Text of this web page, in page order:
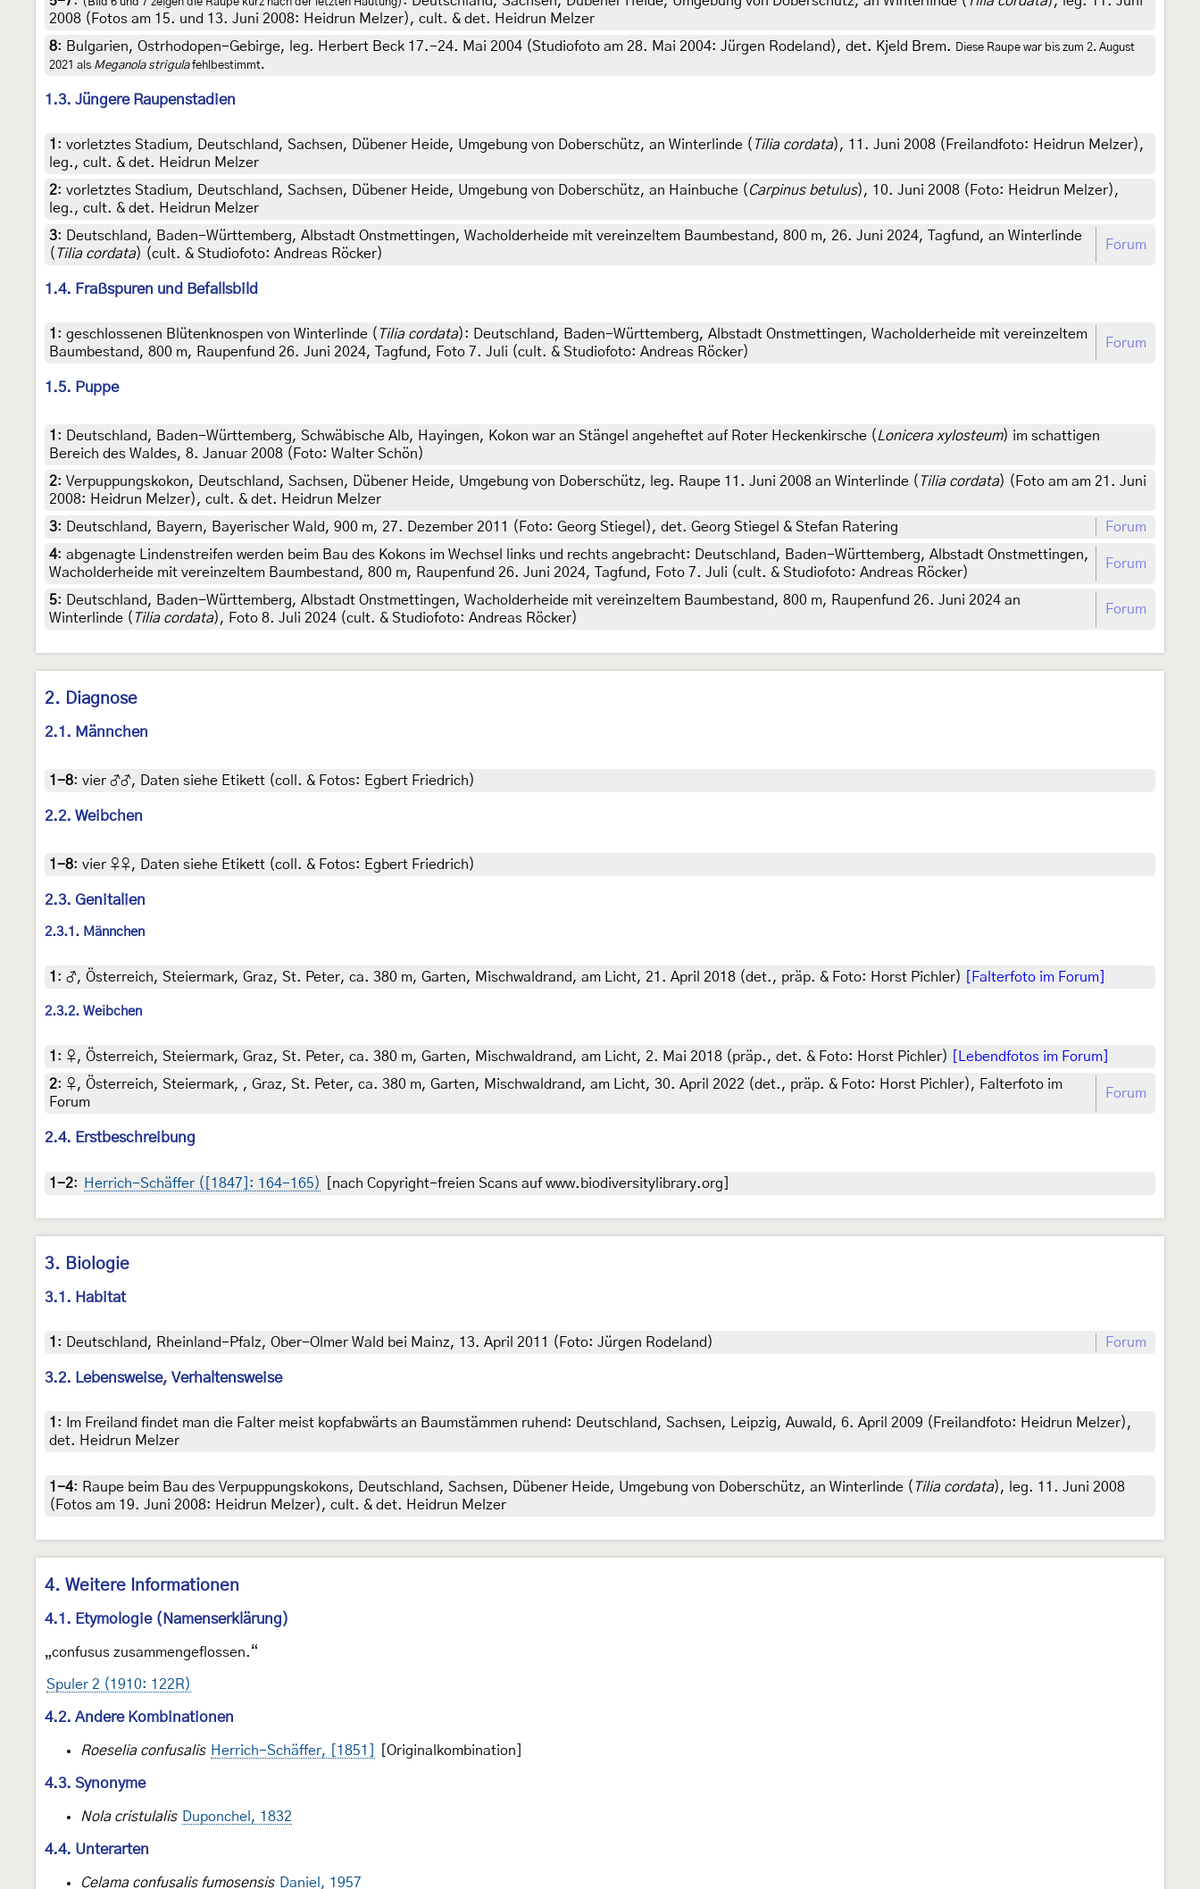
2008 (Fotos am 15. und 13. Juni 2008: Heidrun Melzer), cult. & det. Heidrun Melzer
8: Bulgarien, Ostrhodopen-Gebirge, leg. Herbert Beck 17.-24. Mai 2004 (Studiofoto am 28. Mai 2004: Jürgen Rodeland), det. Kjeld Brem. Diese Raupe war bis zum 2. August
2021 als Meganola strigulafehlbestimmt.
1.3. Jüngere Raupenstadien
1 : vorletztes Stadium, Deutschland, Sachsen, Dübener Heide, Umgebung von Doberschütz, an Winterlinde ( Tilia cordata), 11. Juni 2008 (Freilandfoto: Heidrun Melzer),
leg., cult. & det. Heidrun Melzer
2: vorletztes Stadium, Deutschland, Sachsen, Dübener Heide, Umgebung von Doberschütz, an Hainbuche ( Carpinus betulus), 10. Juni 2008 (Foto: Heidrun Melzer),
leg., cult. & det. Heidrun Melzer
3: Deutschland, Baden-Württemberg, Albstadt Onstmettingen, Wacholderheide mit vereinzeltem Baumbestand, 800 m, 26. Juni 2024, Tagfund, an Winterlinde
( Tilia cordata) (cult. & Studiofoto: Andreas Röcker)
Forum
1.4. Fraßspuren und Befallsbild
1 : geschlossenen Blütenknospen von Winterlinde ( Tilia cordata): Deutschland, Baden-Württemberg, Albstadt Onstmettingen, Wacholderheide mit vereinzeltem
Baumbestand, 800 m, Raupenfund 26. Juni 2024, Tagfund, Foto 7. Juli (cult. & Studiofoto: Andreas Röcker)
Forum
1.5. Puppe
1 : Deutschland, Baden-Württemberg, Schwäbische Alb, Hayingen, Kokon war an Stängel angeheftet auf Roter Heckenkirsche (Lonicera xylosteum) im schattigen
Bereich des Waldes, 8. Januar 2008 (Foto: Walter Schön)
2: Verpuppungskokon, Deutschland, Sachsen, Dübener Heide, Umgebung von Doberschütz, leg. Raupe 11. Juni 2008 an Winterlinde ( Tilia cordata) (Foto am am 21. Juni
2008: Heidrun Melzer), cult. & det. Heidrun Melzer
3: Deutschland, Bayern, Bayerischer Wald, 900 m, 27. Dezember 2011 (Foto: Georg Stiegel), det. Georg Stiegel & Stefan Ratering
Forum
4: abgenagte Lindenstreifen werden beim Bau des Kokons im Wechsel links und rechts angebracht: Deutschland, Baden-Württemberg, Albstadt Onstmettingen,
Wacholderheide mit vereinzeltem Baumbestand, 800 m, Raupenfund 26. Juni 2024, Tagfund, Foto 7. Juli (cult. & Studiofoto: Andreas Röcker)
Forum
5: Deutschland, Baden-Württemberg, Albstadt Onstmettingen, Wacholderheide mit vereinzeltem Baumbestand, 800 m, Raupenfund 26. Juni 2024 an
Winterlinde ( Tilia cordata), Foto 8. Juli 2024 (cult. & Studiofoto: Andreas Röcker)
Forum
2. Diagnose
2.1. Männchen
1-8: vier ♂♂, Daten siehe Etikett (coll. & Fotos: Egbert Friedrich)
2.2. Weibchen
1-8: vier ♀♀, Daten siehe Etikett (coll. & Fotos: Egbert Friedrich)
2.3. Genitalien
2.3.1. Männchen
1 : ♂, Österreich, Steiermark, Graz, St. Peter, ca. 380 m, Garten, Mischwaldrand, am Licht, 21. April 2018 (det., präp. & Foto: Horst Pichler) [Falterfoto im Forum]
2.3.2. Weibchen
1 : ♀, Österreich, Steiermark, Graz, St. Peter, ca. 380 m, Garten, Mischwaldrand, am Licht, 2. Mai 2018 (präp., det. & Foto: Horst Pichler)
[Lebendfotos im Forum]
2: ♀, Österreich, Steiermark, , Graz, St. Peter, ca. 380 m, Garten, Mischwaldrand, am Licht, 30. April 2022 (det., präp. & Foto: Horst Pichler), Falterfoto im
Forum
Forum
2.4. Erstbeschreibung
1-2: Herrich-Schäffer ([1847]: 164-165) [nach Copyright-freien Scans auf www.biodiversitylibrary.org]
3. Biologie
3.1. Habitat
1 : Deutschland, Rheinland-Pfalz, Ober-Olmer Wald bei Mainz, 13. April 2011 (Foto: Jürgen Rodeland) Forum
3.2. Lebensweise, Verhaltensweise
1 :
Im Freiland findet man die Falter meist kopfabwärts an Baumstämmen ruhend: Deutschland, Sachsen, Leipzig, Auwald, 6. April 2009 (Freilandfoto: Heidrun Melzer),
det. Heidrun Melzer
1-4: Raupe beim Bau des Verpuppungskokons, Deutschland, Sachsen, Dübener Heide, Umgebung von Doberschütz, an Winterlinde ( Tilia cordata), leg. 11. Juni 2008
(Fotos am 19. Juni 2008: Heidrun Melzer), cult. & det. Heidrun Melzer
4. Weitere Informationen
4.1. Etymologie (Namenserklärung)
„confusus zusammengeflossen.“
Spuler 2 (1910: 122R)
4.2. Andere Kombinationen
Roeselia confusalis Herrich-Schäffer, [1851] [Originalkombination]
4.3. Synonyme
Nola cristulalis Duponchel, 1832
4.4. Unterarten
Celama confusalis fumosensis Daniel, 1957